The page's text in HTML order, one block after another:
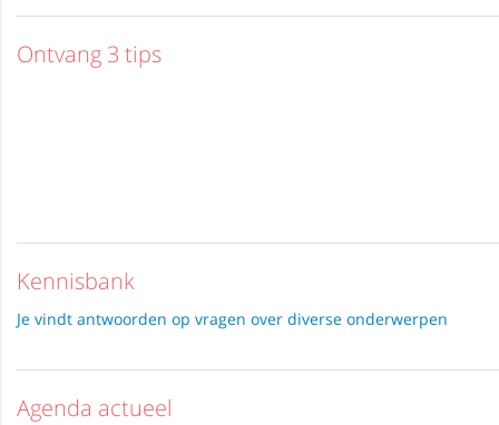
Ontvang 3 tips
Kennisbank
Je vindt antwoorden op vragen over diverse onderwerpen
Agenda actueel